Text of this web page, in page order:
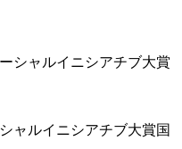
ャルイニシアチブ大賞国